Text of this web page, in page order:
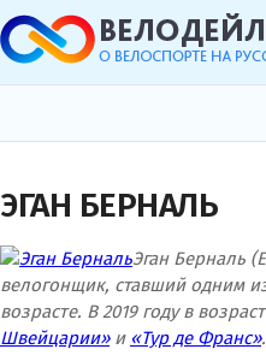
ЭГАН БЕРНАЛЬ
Эган Берналь
велогонщик, ставший одним
возрасте. В 2019 году в
Швейцарии»и «Тур де Франс».